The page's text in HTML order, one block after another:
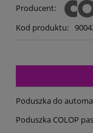
Producent:
Kod produktu:
Poduszka do
Poduszka COLOP